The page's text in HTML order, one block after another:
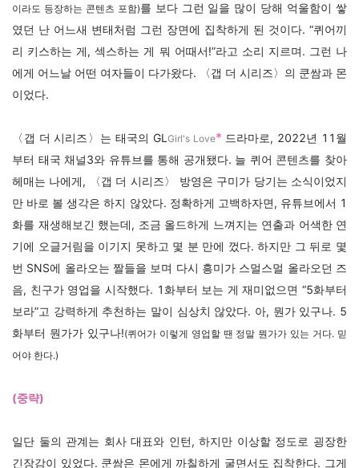
이라도 등장하는 콘텐츠 포함)를 보다 그런 일을 많이 당해 억울함이 쌓
였던 난 어느새 변태처럼 그런 장면에 집착하게 된 것이다. “퀴어끼
리 키스하는 게, 섹스하는 게 뭐 어때서!”라고 소리 지르며. 그런 나
에게 어느날 어떤 여자들이 다가왔다. 〈갭 더 시리즈〉의 쿤쌈과 몬
이었다.
〈갭 더 시리즈〉는 태국의 GL Girl's Love* 드라마로, 2022년 11월
부터 태국 채널3와 유튜브를 통해 공개됐다. 늘 퀴어 콘텐츠를 찾아
헤매는 나에게, 〈갭 더 시리즈〉 방영은 구미가 당기는 소식이었지
만 바로 볼 생각은 하지 않았다. 정확하게 고백하자면, 유튜브에서 1
화를 재생해보긴 했는데, 조금 올드하게 느껴지는 연출과 어색한 연
기에 오글거림을 이기지 못하고 몇 분 만에 껐다. 하지만 그 뒤로 몇
번 SNS에 올라오는 짤들을 보며 다시 흥미가 스멀스멀 올라오던 즈
음, 친구가 영업을 시작했다. 1화부터 보는 게 재미없으면 “5화부터
보라”고 강력하게 추천하는 말이 심상치 않았다. 아, 뭔가 있구나. 5
화부터 뭔가가 있구나!(퀴어가 이렇게 영업할 땐 정말 뭔가가 있는 거다. 믿
어야 한다.)
(중략)
일단 둘의 관계는 회사 대표와 인턴, 하지만 이상할 정도로 굉장한
긴장감이 있었다. 쿤쌈은 몬에게 까칠하게 굴면서도 집착한다. 그게